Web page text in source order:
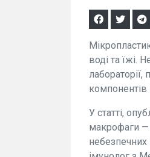
воді та їжі.
компонентів
У статті,
макрофаги —
небезпечних